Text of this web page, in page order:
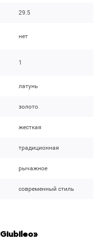
29.5
нет
1
латунь
золото
жесткая
традиционная
рычажное
современный стиль